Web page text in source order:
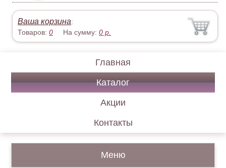
Ваша корзина:
Товаров:0 На сумму:0 р.
Главная
Каталог
Акции
Контакты
Меню